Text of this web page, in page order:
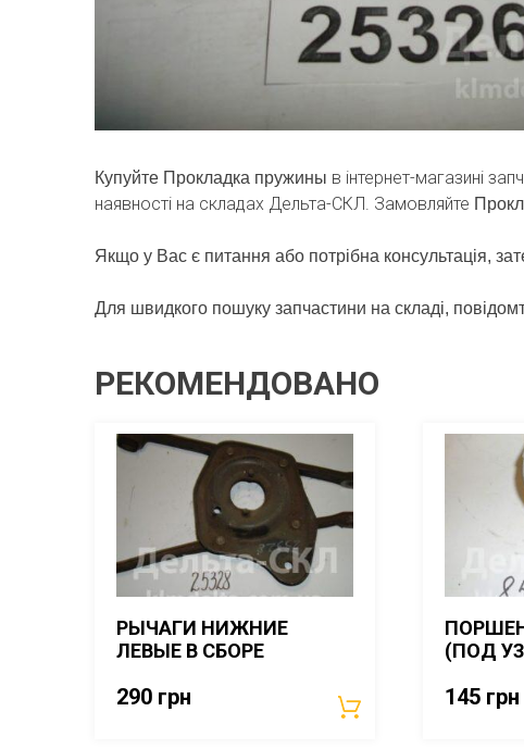
Купуйте Прокладка пружины в інтернет-магазині
наявності на складах Дельта-СКЛ. Замовляйте
Якщо у Вас є питання або потрібна консультація,
Для швидкого пошуку запчастини на складі,
РЕКОМЕНДОВАНО
РЫЧАГИ НИЖНИЕ
ЛЕВЫЕ В СБОРЕ
290 грн
(ПОД
145 грн